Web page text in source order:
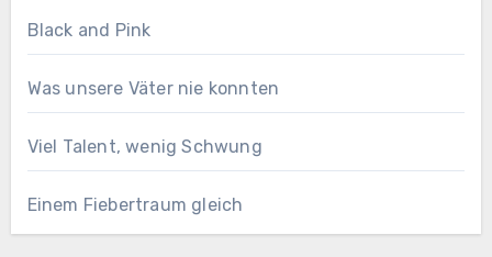
Black and Pink
Was unsere Väter nie konnten
Viel Talent, wenig Schwung
Einem Fiebertraum gleich